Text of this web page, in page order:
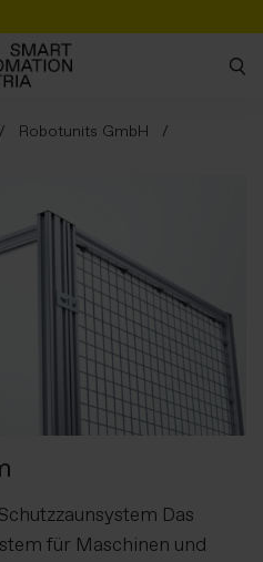
Robotunits GmbH
Das
für Maschinen und